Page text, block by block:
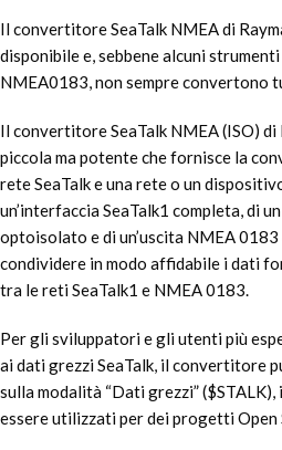
Il convertitore SeaTalk NMEA di
disponibile e, sebbene alcuni
NMEA0183, non sempre convertono
Il convertitore SeaTalk NMEA (ISO)
piccola ma potente che fornisce la
rete SeaTalk e una rete o un
un’interfaccia SeaTalk1 completa, di
optoisolato e di un’uscita NMEA
condividere in modo affidabile i dati
tra le reti SeaTalk1 e NMEA 0183.
Per gli sviluppatori e gli utenti più
ai dati grezzi SeaTalk, il convertitore
sulla modalità “Dati grezzi”
essere utilizzati per dei progetti Open